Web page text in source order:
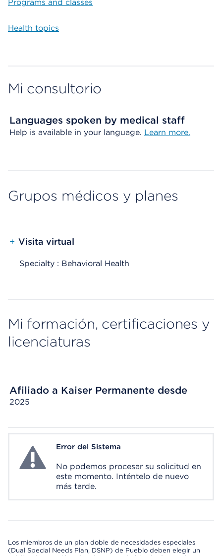
Programs and classes
Health topics
Mi consultorio
Languages spoken by medical staff
Help is available in your language. Learn more.
Grupos médicos y planes
+ Visita virtual
Specialty : Behavioral Health
Mi formación, certificaciones y
licenciaturas
Afiliado a Kaiser Permanente desde
2025
System ErrorError del Sistema
No podemos procesar su solicitud en
este momento. Inténtelo de nuevo
más tarde.
Los miembros de un plan doble de necesidades especiales
(Dual Special Needs Plan, DSNP) de Pueblo deben elegir un